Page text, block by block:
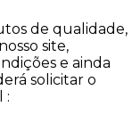
de qualidade,
site,
e ainda
solicitar o
: